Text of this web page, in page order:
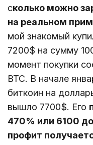
сколько можно
на реальном
мой знакомый
7200$ на сумму
момент покупки
BTC. В начале
биткоин на
вышло 7700$. Его
470% или 6100
профит